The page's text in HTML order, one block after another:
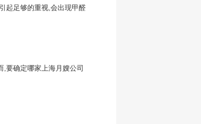
起足够的重视,会出现甲醛
要确定哪家上海月嫂公司